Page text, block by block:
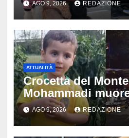
due cagnolini
AGO 9, 2026 REDAZIONE
ATTUALITÀ
Crocetta del
Mohammadi
dopo 72 ore di
stato travolto da
AGO 9, 2026 REDAZIONE